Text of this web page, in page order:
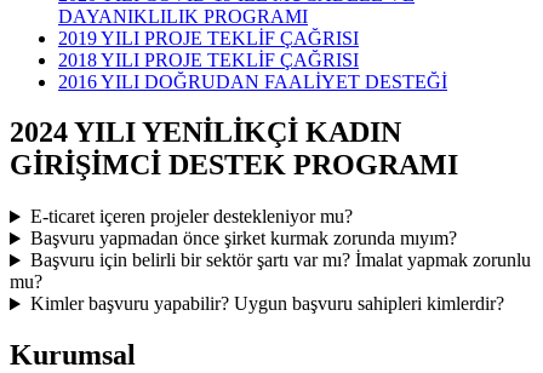
DAYANIKLILIK PROGRAMI
2019 YILI PROJE TEKLİF ÇAĞRISI
2018 YILI PROJE TEKLİF ÇAĞRISI
2016 YILI DOĞRUDAN FAALİYET DESTEĞİ
2024 YILI YENİLİKÇİ KADIN
GİRİŞİMCİ DESTEK PROGRAMI
E-ticaret içeren projeler destekleniyor mu?
Başvuru yapmadan önce şirket kurmak zorunda mıyım?
Başvuru için belirli bir sektör şartı var mı? İmalat yapmak zorunlu
mu?
Kimler başvuru yapabilir? Uygun başvuru sahipleri kimlerdir?
Kurumsal